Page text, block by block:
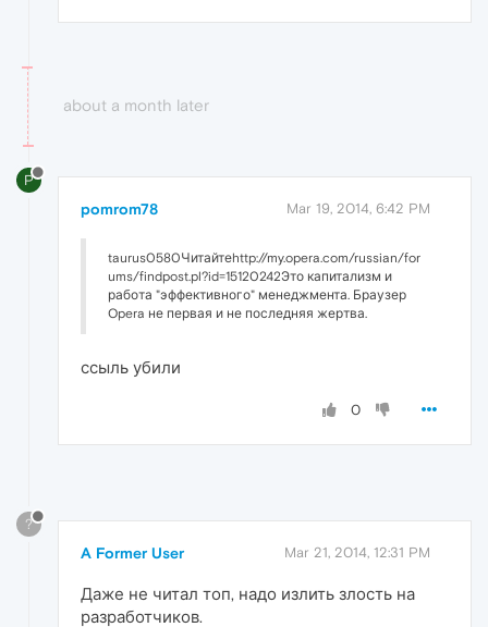
about a month later
P
pomrom78 Mar 19, 2014, 6:42 PM
taurus0580Читайтеhttp://my.opera.com/russian/for
ums/findpost.pl?id=15120242Это капитализм и
работа "эффективного" менеджмента. Браузер
Opera не первая и не последняя жертва.
ссыль убили
0
?
A Former User Mar 21, 2014, 12:31 PM
Даже не читал топ, надо излить злость на
разработчиков.